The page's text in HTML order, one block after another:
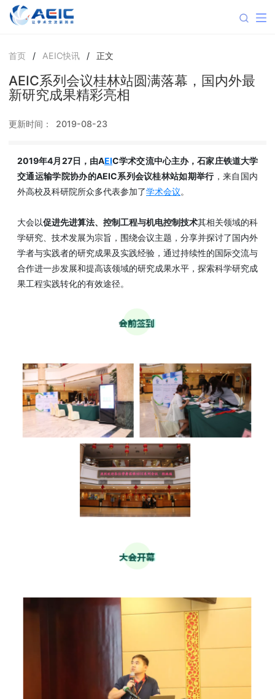
首页 / AEIC快讯 / 正文
AEIC系列会议桂林站圆满落幕，国内外最
新研究成果精彩亮相
更新时间： 2019-08-23
2019年4月27日，由AEIC学术交流中心主办，石家庄铁道大学
交通运输学院协办的AEIC系列会议桂林站如期举行，来自国内
外高校及科研院所众多代表参加了学术会议。
大会以促进先进算法、控制工程与机电控制技术其相关领域的科
学研究、技术发展为宗旨，围绕会议主题，分享并探讨了国内外
学者与实践者的研究成果及实践经验，通过持续性的国际交流与
合作进一步发展和提高该领域的研究成果水平，探索科学研究成
果工程实践转化的有效途径。